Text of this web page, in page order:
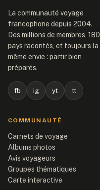
La communauté voyage
francophone depuis 2004.
Des millions de membres, 180
pays racontés, et toujours la
même envie : partir bien
préparés.
fb ig yt tt
COMMUNAUTÉ
Carnets de voyage
Albums photos
Avis voyageurs
Groupes thématiques
Carte interactive